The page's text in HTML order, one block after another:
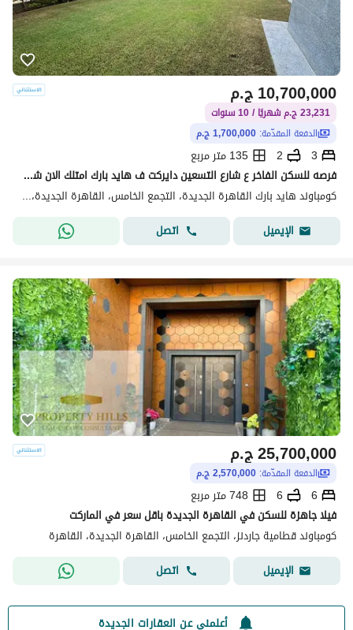
ج.م10,700,000
23,231 ج.م شهريًا / 10 سنوات
الدفعة المقدّمة: 1,700,000 ج.م
3
2
135 متر مربع
فرصه للسكن الفاخر ع شارع التسعين دايركت ف هايد بارك امتلك الان شقه مع جاردن ومدخل خاص تطل ع سنترال بارك 15 فدان بجوار زد ايست دقايق من ازار ماونتن فيو
كومباوند هايد بارك القاهرة الجديدة، التجمع الخامس، القاهرة الجديدة، القاهرة
الإيميل
اتصل
ج.م25,700,000
الدفعة المقدّمة: 2,570,000 ج.م
6
6
748 متر مربع
فيلا جاهزة للسكن في القاهرة الجديدة باقل سعر في الماركت
كومباوند قطامية جاردنز، التجمع الخامس، القاهرة الجديدة، القاهرة
الإيميل
اتصل
أعلمني عن العقارات الجديدة